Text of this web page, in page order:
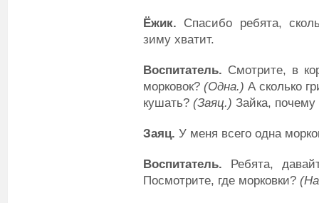
Ёжик. Спасибо ребята,
зиму хватит.
Воспитатель. Смотрите, в
морковок? (Одна.) А сколько
кушать? (Заяц.) Зайка,
Заяц. У меня всего одна
Воспитатель. Ребята,
Посмотрите, где морковки? (Н